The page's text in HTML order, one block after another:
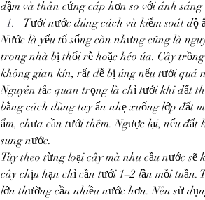
đậm và thân cứng cáp hơn so với ánh sáng
Tưới nước đúng cách và kiểm soát độ
Nước là yếu tố sống còn nhưng cũng là
trong nhà bị thối rễ hoặc héo úa. Cây
không gian kín, rất dễ bị úng nếu tưới quá
Nguyên tắc quan trọng là chỉ tưới khi đất
bằng cách dùng tay ấn nhẹ xuống lớp đất
ẩm, chưa cần tưới thêm. Ngược lại, nếu đất
sung nước.
Tùy theo từng loại cây mà nhu cầu nước sẽ
cây chịu hạn chỉ cần tưới 1–2 lần mỗi
lớn thường cần nhiều nước hơn. Nên sử